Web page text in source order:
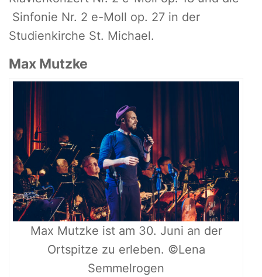
Sinfonie Nr. 2 e-Moll op. 27 in der
Studienkirche St. Michael.
Max Mutzke
Max Mutzke ist am 30. Juni an der
Ortspitze zu erleben. ©Lena
Semmelrogen